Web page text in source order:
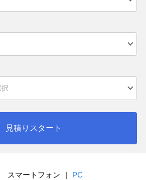
見積りスタート
スマートフォン | PC